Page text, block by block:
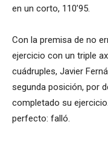
en un corto, 110’95.
Con la premisa de no
ejercicio con un triple
cuádruples, Javier
segunda posición, por
completado su
perfecto: falló.